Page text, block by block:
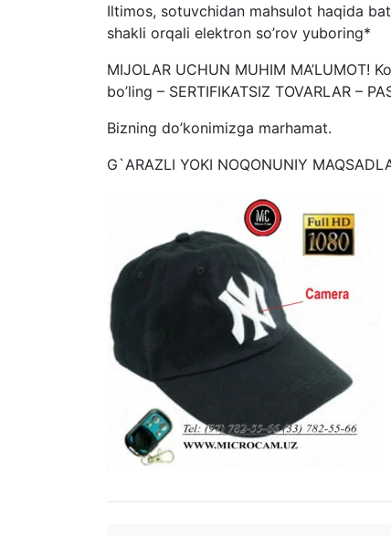
Iltimos, sotuvchidan mahsulot haqida
shakli orqali elektron so’rov yuboring*
MIJOLAR UCHUN MUHIM MA’LUMOT!
bo’ling – SERTIFIKATSIZ TOVARLAR –
Bizning do’konimizga marhamat.
G`ARAZLI YOKI NOQONUNIY